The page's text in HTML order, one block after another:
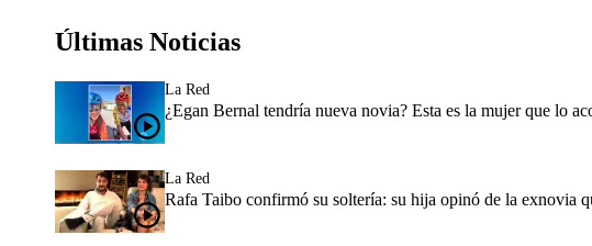
Últimas Noticias
La Red
¿Egan Bernal tendría nueva novia? Esta es la mujer que lo
La Red
Rafa Taibo confirmó su soltería: su hija opinó de la exnovia